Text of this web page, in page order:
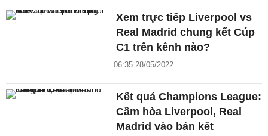
Xem trực tiếp Liverpool vs
Real Madrid chung kết Cúp
C1 trên kênh nào?
06:35 28/05/2022
Kết quả Champions League:
Cầm hòa Liverpool, Real
Madrid vào bán kết